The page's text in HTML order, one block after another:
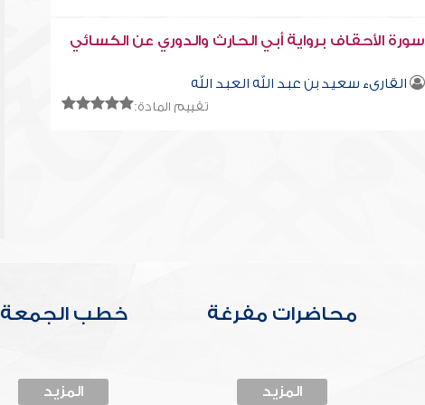
سورة الأحقاف برواية أبي الحارث والدوري عن الكسائي
القارىء سعيد بن عبد الله العبد الله
تقييم المادة:
محاضرات مفرغة
المزيد
خطب الجمعة
المزيد